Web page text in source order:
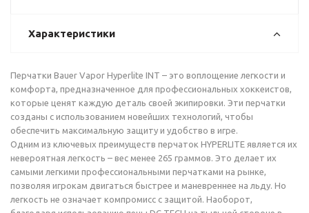
Характеристики
Перчатки Bauer Vapor Hyperlite INT – это воплощение легкости и
комфорта, предназначенное для профессиональных хоккеистов,
которые ценят каждую деталь своей экипировки. Эти перчатки
созданы с использованием новейших технологий, чтобы
обеспечить максимальную защиту и удобство в игре.
Одним из ключевых преимуществ перчаток HYPERLITE является их
невероятная легкость – вес менее 265 граммов. Это делает их
самыми легкими профессиональными перчатками на рынке,
позволяя игрокам двигаться быстрее и маневреннее на льду. Но
легкость не означает компромисс с защитой. Наоборот,